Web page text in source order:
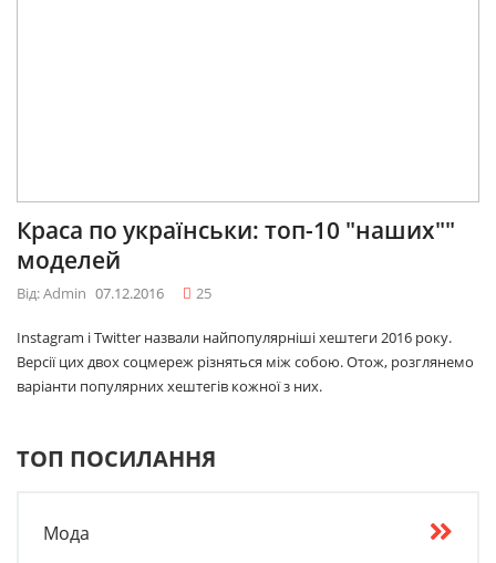
Краса по українськи: топ-10 "наших""
моделей
Від: Admin 07.12.2016 25
Instagram і Twitter назвали найпопулярніші хештеги 2016 року.
Версії цих двох соцмереж різняться між собою. Отож, розглянемо
варіанти популярних хештегів кожної з них.
ТОП ПОСИЛАННЯ
Мода